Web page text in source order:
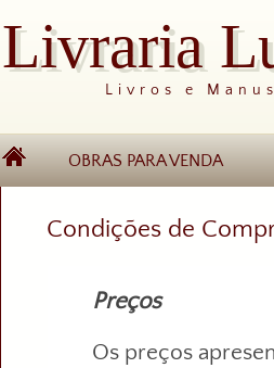
Livraria
Livros e
OBRAS PARA VENDA
Condições de
Preços
Os preços